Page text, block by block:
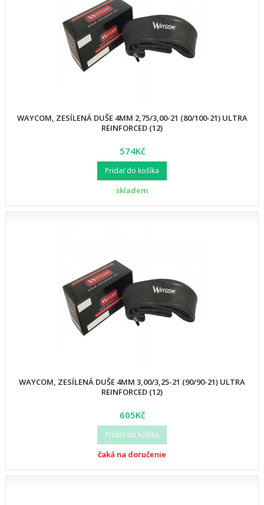
WAYCOM, ZESÍLENÁ DUŠE 4MM 2,75/3,00-21 (80/100-21) ULTRA
REINFORCED (12)
574Kč
Pridať do košíka
skladem
WAYCOM, ZESÍLENÁ DUŠE 4MM 3,00/3,25-21 (90/90-21) ULTRA
REINFORCED (12)
605Kč
Pridať do košíka
čaká na doručenie